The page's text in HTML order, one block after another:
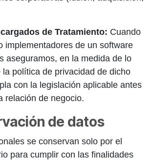
de Tratamiento: Cuando
implementadores de un software
aseguramos, en la medida de lo
la política de privacidad de dicho
con la legislación aplicable antes
relación de negocio.
de datos
se conservan solo por el
para cumplir con las finalidades